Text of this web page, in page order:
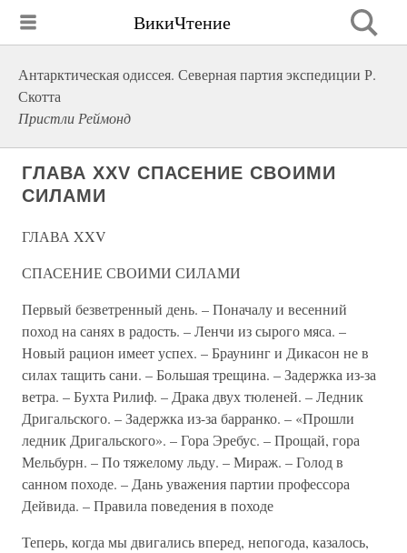
ВикиЧтение
Антарктическая одиссея. Северная партия экспедиции Р.
Скотта
Пристли Реймонд
ГЛАВА XXV СПАСЕНИЕ СВОИМИ
СИЛАМИ
ГЛАВА XXV
СПАСЕНИЕ СВОИМИ СИЛАМИ
Первый безветренный день. – Поначалу и весенний
поход на санях в радость. – Ленчи из сырого мяса. –
Новый рацион имеет успех. – Браунинг и Дикасон не в
силах тащить сани. – Большая трещина. – Задержка из-за
ветра. – Бухта Рилиф. – Драка двух тюленей. – Ледник
Дригальского. – Задержка из-за барранко. – «Прошли
ледник Дригальского». – Гора Эребус. – Прощай, гора
Мельбурн. – По тяжелому льду. – Мираж. – Голод в
санном походе. – Дань уважения партии профессора
Дейвида. – Правила поведения в походе
Теперь, когда мы двигались вперед, непогода, казалось,